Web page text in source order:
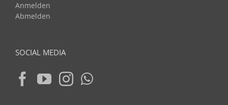
Anmelden
Abmelden
SOCIAL MEDIA